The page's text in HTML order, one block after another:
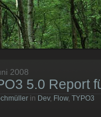
2008
5.0 Report
in Dev, Flow, TYPO3